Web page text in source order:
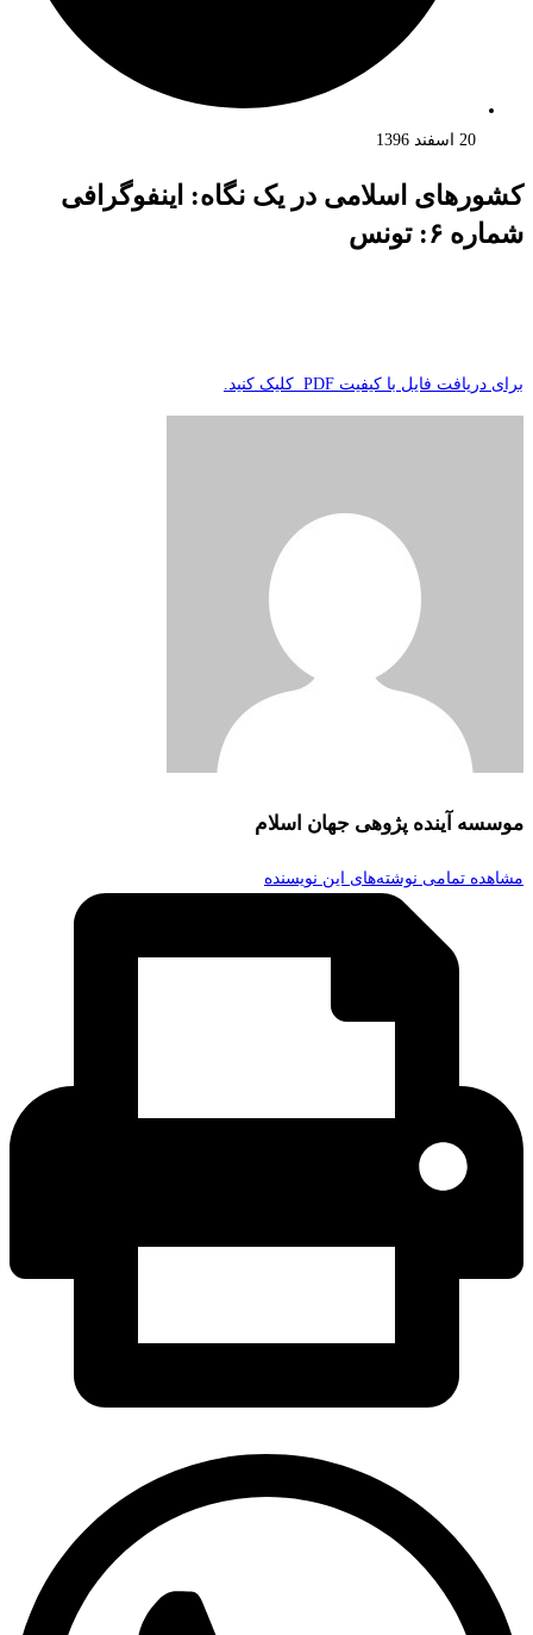
20 اسفند 1396
کشورهای اسلامی در یک نگاه: اینفوگرافی
شماره ۶: تونس
برای دریافت فایل با کیفیت PDF کلیک کنید.
موسسه آینده پژوهی جهان اسلام
مشاهده تمامی نوشته‌های این نویسنده